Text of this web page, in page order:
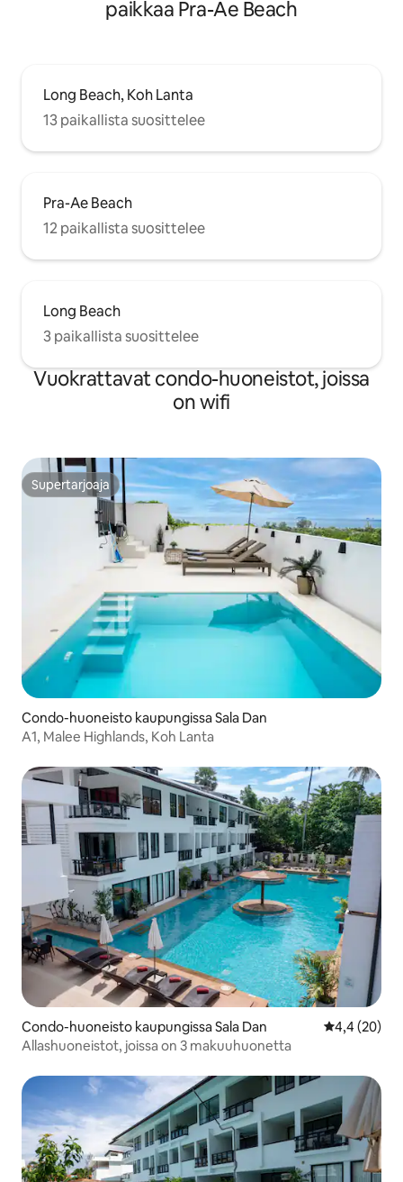
paikkaa Pra-Ae Beach
Long Beach, Koh Lanta
13 paikallista suosittelee
Pra-Ae Beach
12 paikallista suosittelee
Long Beach
3 paikallista suosittelee
Vuokrattavat condo-huoneistot, joissa
on wifi
Supertarjoaja
Supertarjoaja
Condo-huoneisto kaupungissa Sala Dan
A1, Malee Highlands, Koh Lanta
Condo-huoneisto kaupungissa Sala Dan
4,4 (20)
Allashuoneistot, joissa on 3 makuuhuonetta